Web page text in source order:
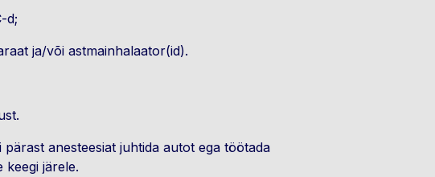
d;
ja/või astmainhalaator(id).
anesteesiat juhtida autot ega töötada
keegi järele.